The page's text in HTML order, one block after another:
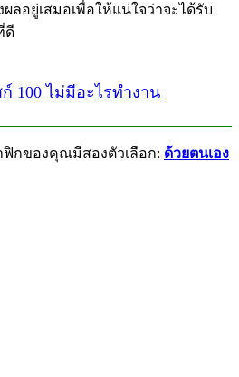
ลอยู่เสมอเพื่อให้แน่ใจว่าจะได้รับ
ดี
100 ไม่มีอะไรทำงาน
ฟิกของคุณมีสองตัวเลือก: ด้วยตนเอง